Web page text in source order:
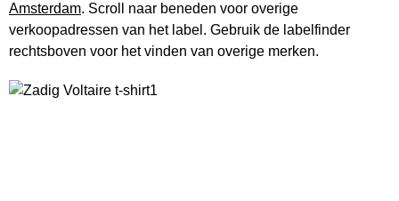
Amsterdam. Scroll naar beneden voor overige
verkoopadressen van het label. Gebruik de labelfinder
rechtsboven voor het vinden van overige merken.